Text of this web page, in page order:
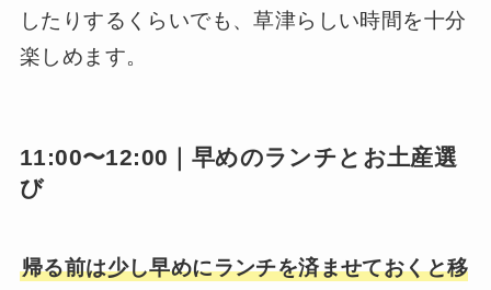
したりするくらいでも、草津らしい時間を十分
楽しめます。
11:00〜12:00｜早めのランチとお土産選
び
帰る前は少し早めにランチを済ませておくと移